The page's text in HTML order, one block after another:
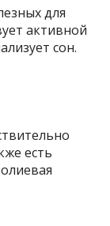
для
активной
сон.
есть